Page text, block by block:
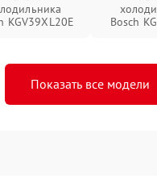
KGV39XL20E
Bosch
Показать все модели